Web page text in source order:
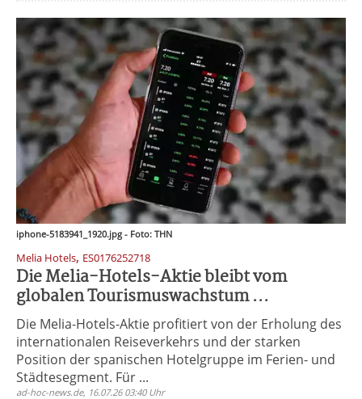
iphone-5183941_1920.jpg - Foto: THN
Melia Hotels, ES0176252718
Die Melia-Hotels-Aktie bleibt vom
globalen Tourismuswachstum ...
Die Melia-Hotels-Aktie profitiert von der Erholung des
internationalen Reiseverkehrs und der starken
Position der spanischen Hotelgruppe im Ferien- und
Städtesegment. Für ...
ad-hoc-news.de, 16.07.26 03:40 Uhr